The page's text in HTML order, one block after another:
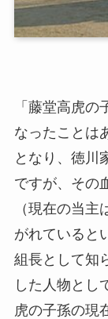
「藤堂高虎
なったことは
となり、徳川
ですが、その
（現在の当
がれていると
組長として知
した人物とし
虎の子孫の現